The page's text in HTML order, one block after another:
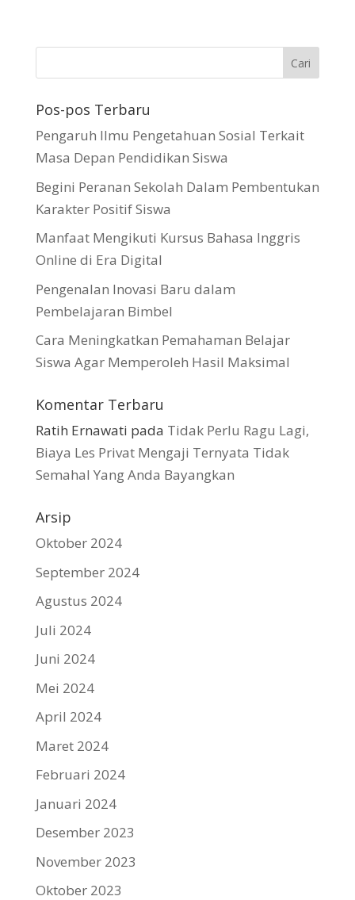
Pos-pos Terbaru
Pengaruh Ilmu Pengetahuan Sosial Terkait
Masa Depan Pendidikan Siswa
Begini Peranan Sekolah Dalam Pembentukan
Karakter Positif Siswa
Manfaat Mengikuti Kursus Bahasa Inggris
Online di Era Digital
Pengenalan Inovasi Baru dalam
Pembelajaran Bimbel
Cara Meningkatkan Pemahaman Belajar
Siswa Agar Memperoleh Hasil Maksimal
Komentar Terbaru
Ratih Ernawati pada Tidak Perlu Ragu Lagi,
Biaya Les Privat Mengaji Ternyata Tidak
Semahal Yang Anda Bayangkan
Arsip
Oktober 2024
September 2024
Agustus 2024
Juli 2024
Juni 2024
Mei 2024
April 2024
Maret 2024
Februari 2024
Januari 2024
Desember 2023
November 2023
Oktober 2023